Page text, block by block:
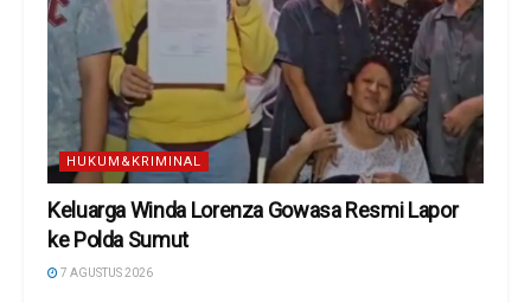
HUKUM&KRIMINAL
Keluarga Winda Lorenza Gowasa Resmi Lapor
ke Polda Sumut
7 AGUSTUS 2026